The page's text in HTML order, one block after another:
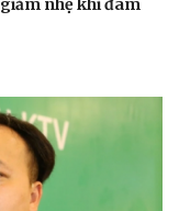
nhẹ khi đàm